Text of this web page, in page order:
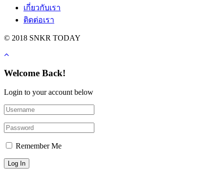
เกี่ยวกับเรา
ติดต่อเรา
© 2018 SNKR TODAY
Welcome Back!
Login to your account below
Remember Me